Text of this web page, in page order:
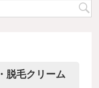
脱毛クリーム